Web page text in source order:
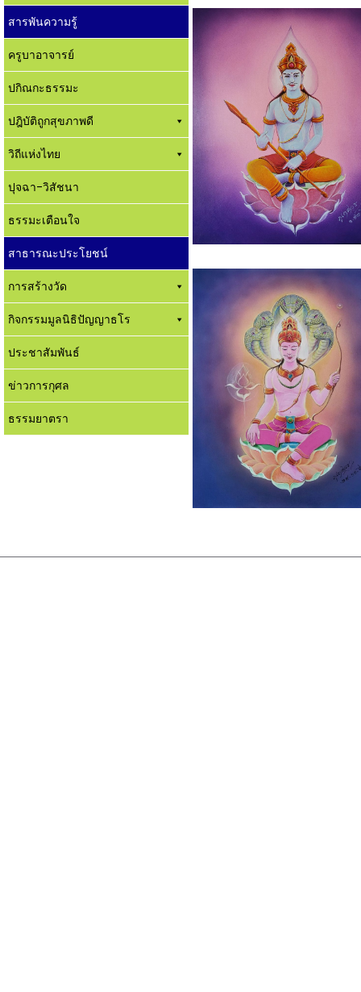
สารพันความรู้
ครูบาอาจารย์
ปกิณกะธรรมะ
ปฎิบัติถูกสุขภาพดี
วิถีแห่งไทย
ปุจฉา-วิสัชนา
ธรรมะเตือนใจ
สาธารณะประโยชน์
การสร้างวัด
กิจกรรมมูลนิธิปัญญาธโร
ประชาสัมพันธ์
ข่าวการกุศล
ธรรมยาตรา